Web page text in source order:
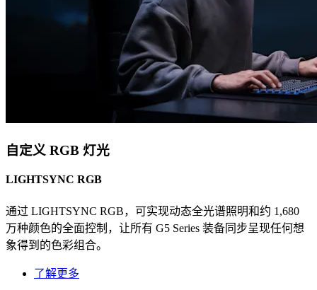
自定义 RGB 灯光
LIGHTSYNC RGB
通过 LIGHTSYNC RGB，可实现动态全光谱照明和约 1,680
万种颜色的全面控制，让所有 G5 Series 装备同步呈现任何想
象得到的色彩组合。
了解更多